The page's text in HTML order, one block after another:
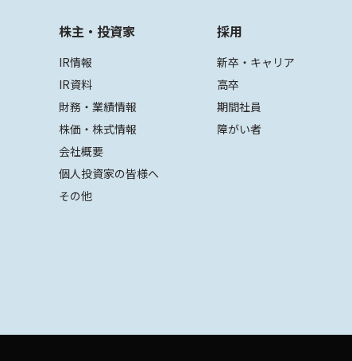
株主・投資家
IR情報
IR資料
財務・業績情報
株価・株式情報
会社概要
個人投資家の皆様へ
その他
採用
新卒・キャリア
高卒
期間社員
障がい者